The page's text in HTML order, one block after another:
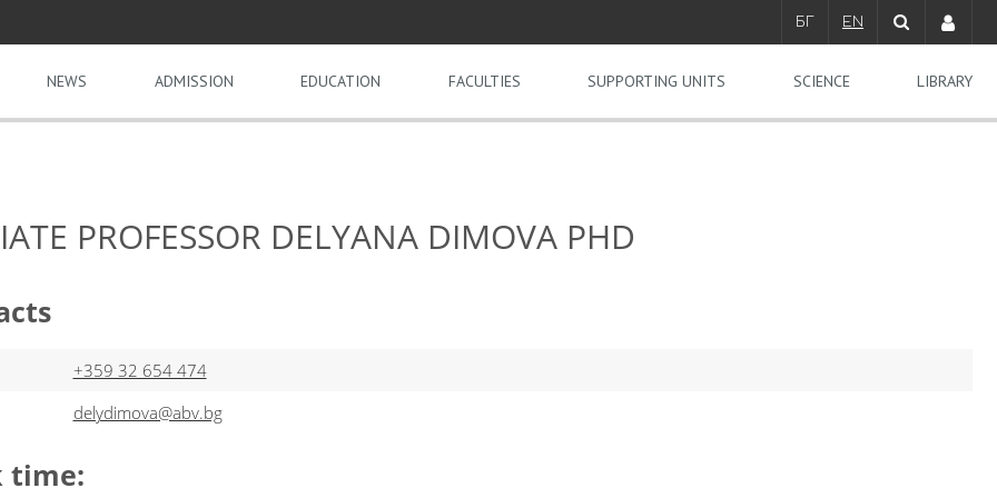
БГ EN
NEWS ADMISSION EDUCATION FACULTIES SUPPORTING UNITS SCIENCE LIBRARY
PROFESSOR DELYANA DIMOVA PHD
+359 32 654 474
delydimova@abv.bg
time: